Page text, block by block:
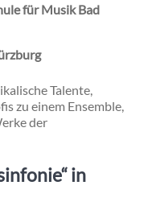
für Musik Bad
Talente,
zu einem Ensemble,
der
in